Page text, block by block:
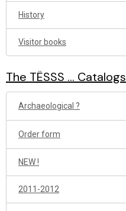
History
Visitor books
The TËSSS ... Catalogs
Archaeological ?
Order form
NEW !
2011-2012